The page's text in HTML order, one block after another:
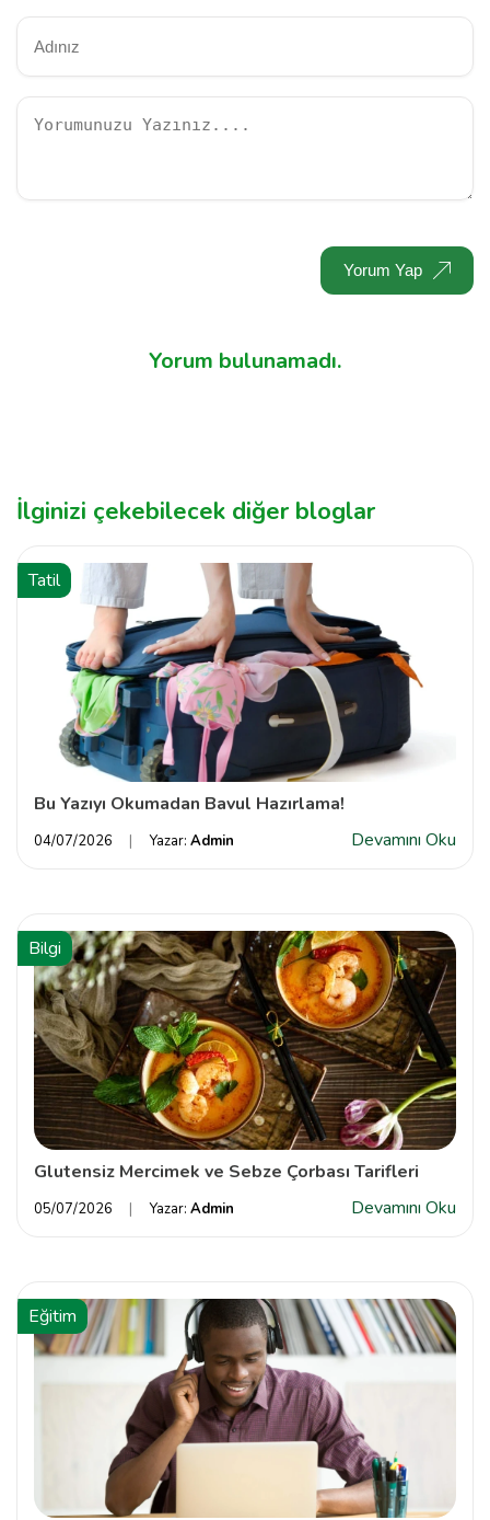
Yorum Yap
Yorum bulunamadı.
İlginizi çekebilecek diğer bloglar
Tatil
Bu Yazıyı Okumadan Bavul Hazırlama!
04/07/2026 Yazar: Admin Devamını Oku
Bilgi
Glutensiz Mercimek ve Sebze Çorbası Tarifleri
05/07/2026 Yazar: Admin Devamını Oku
Eğitim